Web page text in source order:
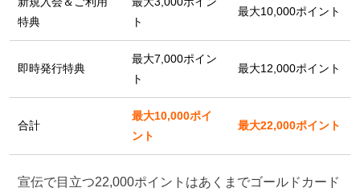
特典
ト
最大10,000ポイント
即時発行特典
最大7,000ポイン
ト
最大12,000ポイント
合計
最大10,000ポイ
ント
最大22,000ポイント
宣伝で目立つ22,000ポイントはあくまでゴールドカード